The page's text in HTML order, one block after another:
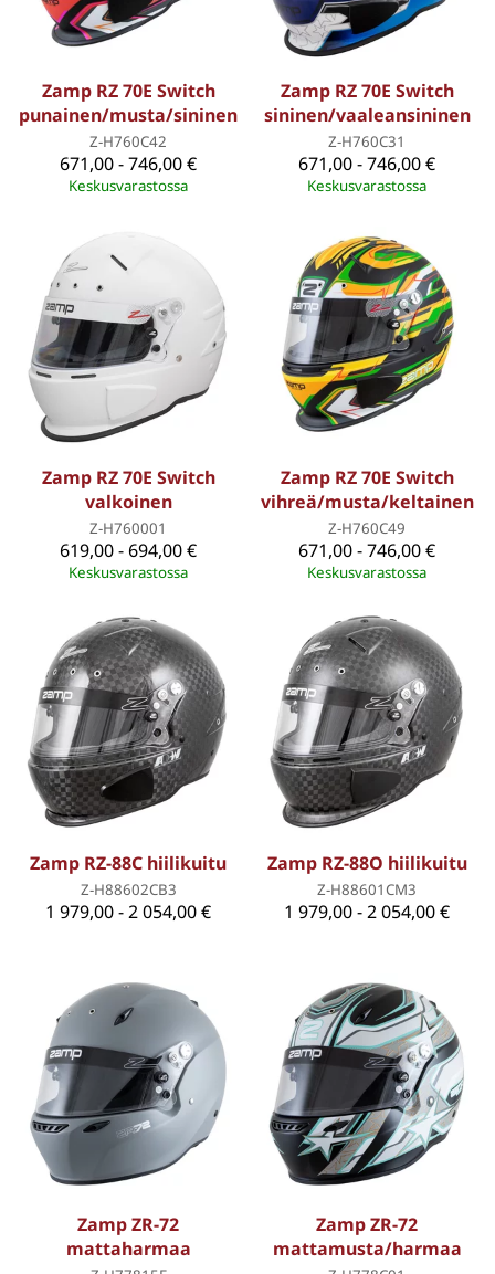
Zamp RZ 70E Switch
punainen/musta/sininen
Z-H760C42
671,00 - 746,00 €
Keskusvarastossa
Zamp RZ 70E Switch
sininen/vaaleansininen
Z-H760C31
671,00 - 746,00 €
Keskusvarastossa
Zamp RZ 70E Switch
valkoinen
Z-H760001
619,00 - 694,00 €
Keskusvarastossa
Zamp RZ 70E Switch
vihreä/musta/keltainen
Z-H760C49
671,00 - 746,00 €
Keskusvarastossa
Zamp RZ-88C hiilikuitu
Z-H88602CB3
1 979,00 - 2 054,00 €
Zamp RZ-88O hiilikuitu
Z-H88601CM3
1 979,00 - 2 054,00 €
Zamp ZR-72
mattaharmaa
Zamp ZR-72
mattamusta/harmaa